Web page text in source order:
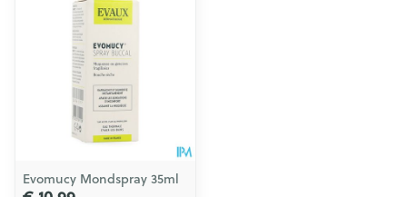
Evomucy Mondspray 35ml